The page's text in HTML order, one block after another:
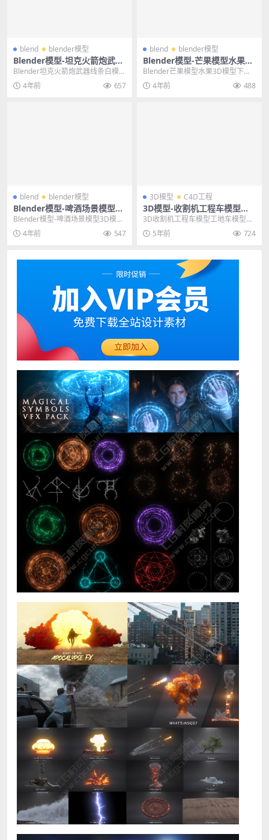
blend blender模型
Blender模型-坦克火箭炮武器
线条白模3D模型blend
Blender坦克火箭炮武器线条白模3
D模型blend 其他推荐: blende...
4年前 657
blend blender模型
Blender模型-芒果模型水果3D
模型下载文件格式blend
Blender芒果模型水果3D模型下载
文件格式blend 其他推荐: Blend...
4年前 488
blend blender模型
Blender模型-啤酒场景模型3D
模型（白模）下载
Blender模型-啤酒场景模型3D模型
（白模）下载 其他推荐: Blender...
4年前 547
3D模型 C4D工程
3D模型-收割机工程车模型工
地车模型C4D工程模型FBX
3D收割机工程车模型工地车模型C4
D工程模型FBX 其他推荐: C4D工程-
7组...5年前 724